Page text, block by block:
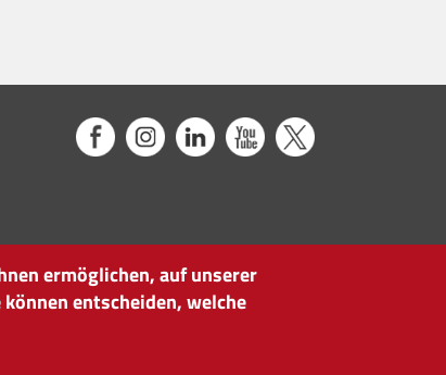
ermöglichen, auf unserer
entscheiden, welche